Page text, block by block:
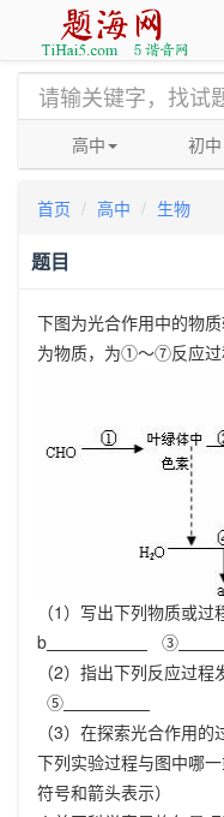
高中 初中
首页 高中 生物
题目
下图为光合作用中的物
为物质，为①～⑦反应过
（1 ）写出下列物质或过
b
③
（2）指出下列反应过
⑤
（3）在探索光合作用的
下列实验过程与图中哪
符号和箭头表示）